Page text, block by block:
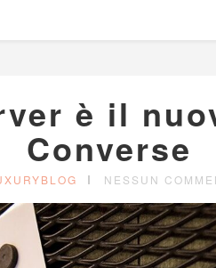
è il
Converse
NESSUN